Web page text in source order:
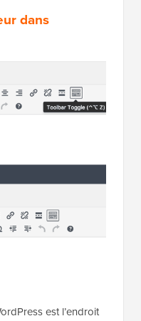
dans
est l’endroit